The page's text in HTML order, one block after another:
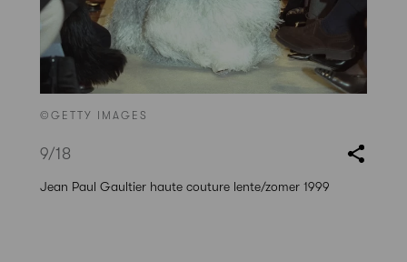
©GETTY IMAGES
9/18
Jean Paul Gaultier haute couture lente/zomer 1999